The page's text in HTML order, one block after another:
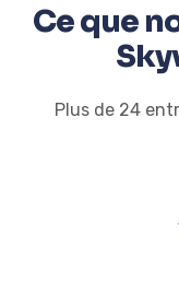
Ce que
Plus de 24